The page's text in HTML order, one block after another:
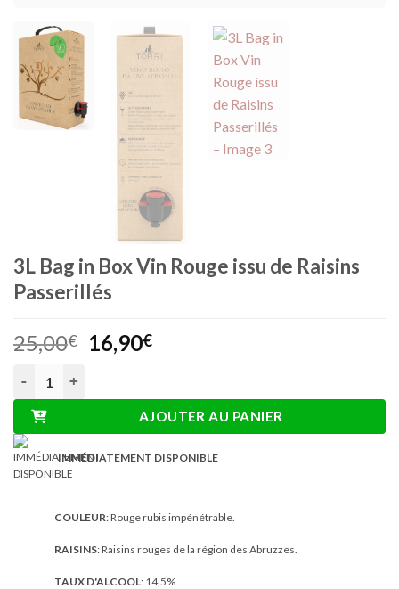
3L Bag in Box Vin Rouge issu de Raisins
Passerillés
25,00€
Le
prix
était :
25,00€.
16,90€Le
est :
16,90€.
AJOUTER AU PANIER
IMMÉDIATEMENT DISPONIBLE
COULEUR: Rouge rubis impénétrable.
RAISINS: Raisins rouges de la région des Abruzzes.
TAUX D'ALCOOL: 14,5%